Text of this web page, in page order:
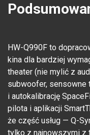
HW-Q990F to
kina dla bardziej
theater (nie mylić z
subwoofer, sensowne
i autokalibrację
pilota i aplikacji
że część usług — Q-
tylko z najnowszymi z